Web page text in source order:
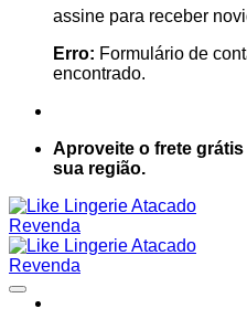
assine para receber
Erro: Formulário de
encontrado.
Aproveite o frete
sua região.